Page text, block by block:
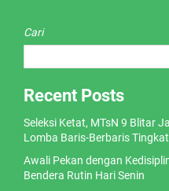
Cari
Recent Posts
Seleksi Ketat, MTsN 9 Blitar
Lomba Baris-Berbaris
Awali Pekan dengan
Bendera Rutin Hari Senin